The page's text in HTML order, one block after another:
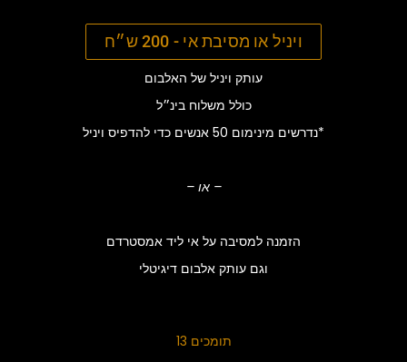
ויניל או מסיבת אי - 200 ש״ח
עותק ויניל של האלבום
כולל משלוח בינ״ל
נדרשים מינימום 50 אנשיםכדי להדפיס ויניל*
– או –
הזמנה למסיבה על אי ליד אמסטרדם
וגם עותק אלבום דיגיטלי
13 תומכים